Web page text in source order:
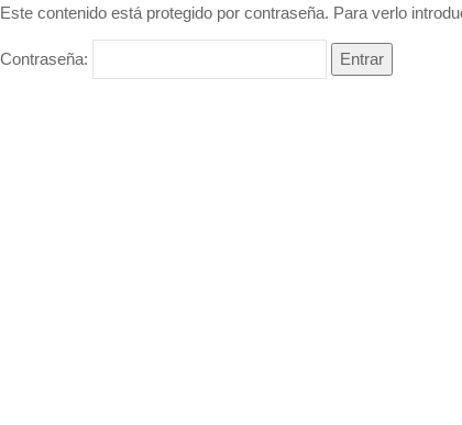
Este contenido está protegido por contraseña. Para verlo
Contraseña: